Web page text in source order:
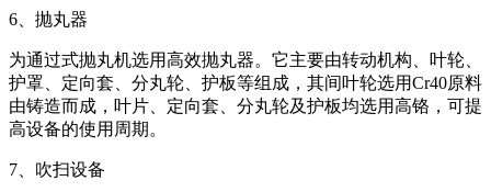
6、抛丸器
为通过式抛丸机选用高效抛丸器。它主要由转动机构、叶轮、
护罩、定向套、分丸轮、护板等组成，其间叶轮选用Cr40原料
由铸造而成，叶片、定向套、分丸轮及护板均选用高铬，可提
高设备的使用周期。
7、吹扫设备